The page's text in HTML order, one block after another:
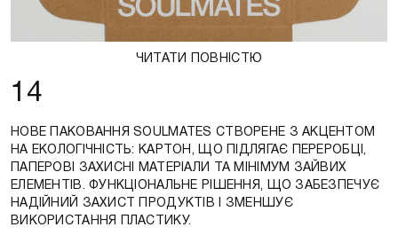
ЧИТАТИ ПОВНІСТЮ
14
НОВЕ ПАКОВАННЯ SOULMATES СТВОРЕНЕ З АКЦЕНТОМ
НА ЕКОЛОГІЧНІСТЬ: КАРТОН, ЩО ПІДЛЯГАЄ ПЕРЕРОБЦІ,
ПАПЕРОВІ ЗАХИСНІ МАТЕРІАЛИ ТА МІНІМУМ ЗАЙВИХ
ЕЛЕМЕНТІВ. ФУНКЦІОНАЛЬНЕ РІШЕННЯ, ЩО ЗАБЕЗПЕЧУЄ
НАДІЙНИЙ ЗАХИСТ ПРОДУКТІВ І ЗМЕНШУЄ
ВИКОРИСТАННЯ ПЛАСТИКУ.